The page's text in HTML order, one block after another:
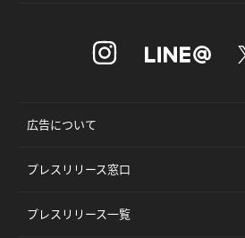
広告について
プレスリリース窓口
プレスリリース一覧